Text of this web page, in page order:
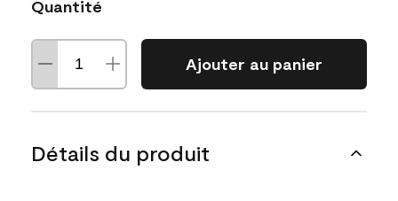
Quantité
Ajouter au panier
Détails du produit